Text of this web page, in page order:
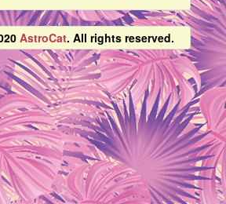
AstroCat. All rights reserved.